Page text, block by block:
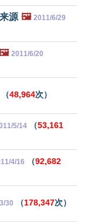
源 🖼️ 2011/6/29
2011/6/20
（48,964次）
5/14 （53,161
4/16 （92,682
30 （178,347次）